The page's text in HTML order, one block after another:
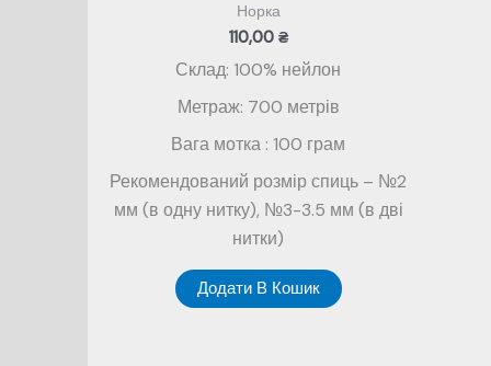
Норка
110,00 ₴
Склад: 100% нейлон
Метраж: 700 метрів
Вага мотка : 100 грам
Рекомендований розмір спиць – №2
мм (в одну нитку), №3-3.5 мм (в дві
нитки)
Додати В Кошик